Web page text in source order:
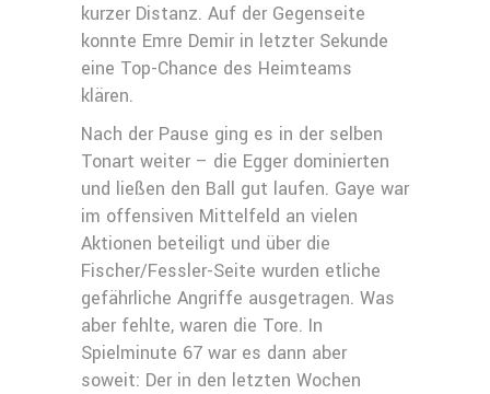
kurzer Distanz. Auf der Gegenseite
konnte Emre Demir in letzter Sekunde
eine Top-Chance des Heimteams
klären.
Nach der Pause ging es in der selben
Tonart weiter – die Egger dominierten
und ließen den Ball gut laufen. Gaye war
im offensiven Mittelfeld an vielen
Aktionen beteiligt und über die
Fischer/Fessler-Seite wurden etliche
gefährliche Angriffe ausgetragen. Was
aber fehlte, waren die Tore. In
Spielminute 67 war es dann aber
soweit: Der in den letzten Wochen